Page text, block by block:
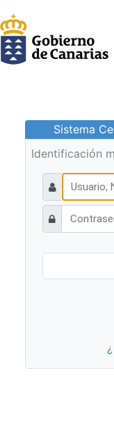
Sistema
Identificación